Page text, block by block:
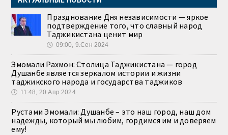
Празднование Дня независимости — яркое
подтверждение того, что славный народ
Таджикистана ценит мир
🕔 09:00, 9.Сен 2024
Эмомали Рахмон: Столица Таджикистана — город
Душанбе является зеркалом истории и жизни
таджикского народа и государства таджиков
🕔 11:48, 20.Апр 2024
Рустами Эмомали: Душанбе – это наш город, наш дом
надежды, который мы любим, гордимся им и доверяем
ему!